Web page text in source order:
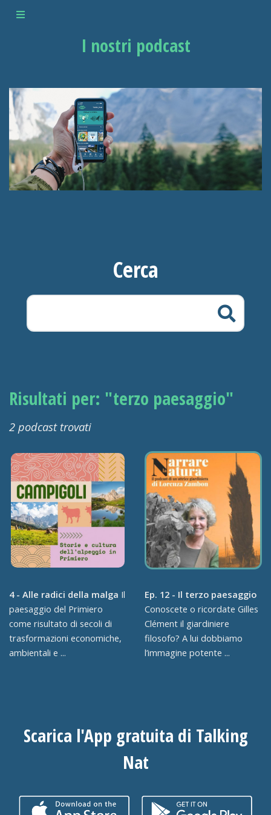
I nostri podcast
Cerca
Risultati per: "terzo paesaggio"
2 podcast trovati
4 - Alle radici della malga Il
paesaggio del Primiero
come risultato di secoli di
trasformazioni economiche,
ambientali e ...
Ep. 12 - Il terzo paesaggio
Conoscete o ricordate Gilles
Clément il giardiniere
filosofo? A lui dobbiamo
l’immagine potente ...
Scarica l'App gratuita di Talking
Nat